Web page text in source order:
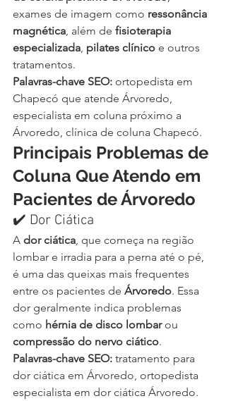
exames de imagem como ressonância
magnética , além de fisioterapia
especializada pilates clínico e outros
tratamentos.
Palavras-chave SEO: ortopedista em
Chapecó que atende Árvoredo,
especialista em coluna próximo a
Árvoredo, clínica de coluna Chapecó.
Principais Problemas de
Coluna Que Atendo em
Pacientes de Árvoredo
✔️ Dor Ciática
A dor ciática , que começa na região
lombar e irradia para a perna até o pé,
é uma das queixas mais frequentes
entre os pacientes de Árvoredo. Essa
dor geralmente indica problemas
como hérnia de disco lombar ou
compressão do nervo ciático.
Palavras-chave SEO: tratamento para
dor ciática em Árvoredo, ortopedista
especialista em dor ciática Árvoredo.